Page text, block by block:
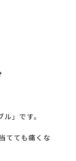
」です。
てても痛くな